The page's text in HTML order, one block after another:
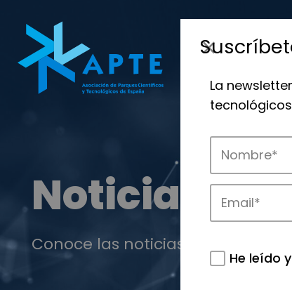
Noticias
Conoce las noticias más
La
He leído